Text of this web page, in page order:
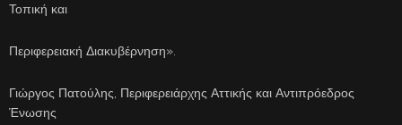
Τοπική και
Περιφερειακή Διακυβέρνηση».
Γιώργος Πατούλης, Περιφερειάρχης Αττικής και Αντιπρόεδρος
Ένωσης